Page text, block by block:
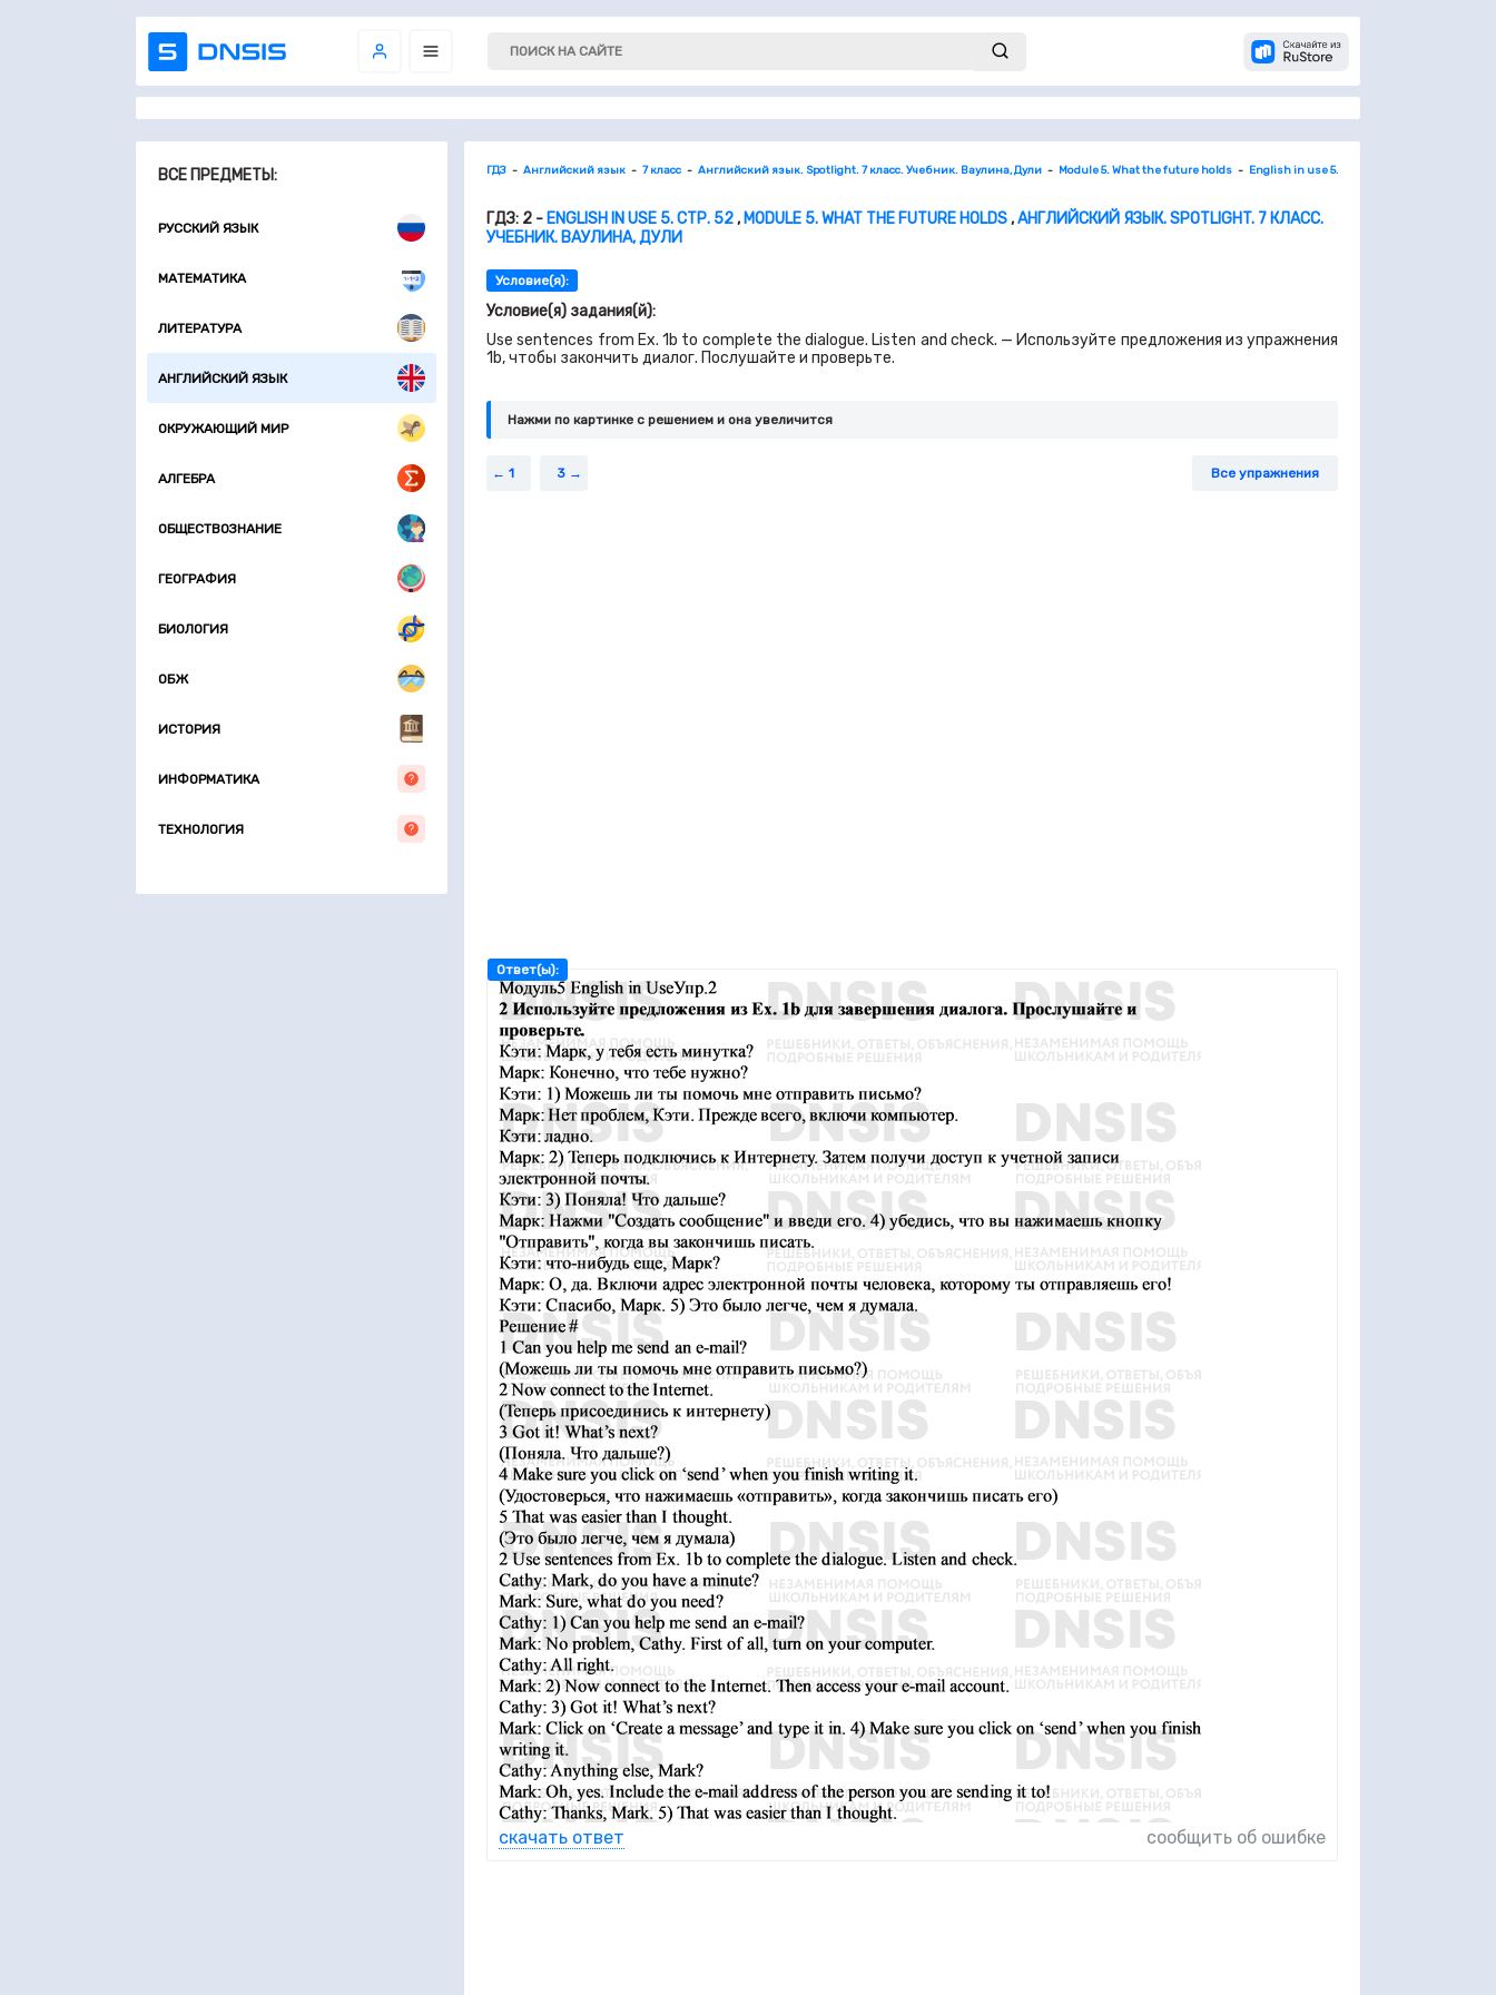
ВСЕ ПРЕДМЕТЫ:
РУССКИЙ ЯЗЫК
МАТЕМАТИКА
ЛИТЕРАТУРА
АНГЛИЙСКИЙ ЯЗЫК
ОКРУЖАЮЩИЙ МИР
АЛГЕБРА
ОБЩЕСТВОЗНАНИЕ
ГЕОГРАФИЯ
БИОЛОГИЯ
ОБЖ
ИСТОРИЯ
ИНФОРМАТИКА
ТЕХНОЛОГИЯ
ГДЗ Английский язык 7 класс Английский язык. Spotlight. 7 класс. Учебник. Ваулина, Дули Module 5. What the future holds English in use 5. стр. 52
ГДЗ: 2 - ENGLISH IN USE 5. СТР. 52, MODULE 5. WHAT THE FUTURE HOLDS,АНГЛИЙСКИЙ ЯЗЫК. SPOTLIGHT. 7 КЛАСС.
УЧЕБНИК. ВАУЛИНА, ДУЛИ
Условие(я):
Условие(я) задания(й):
Use sentences from Ex. 1b to complete the dialogue. Listen and check. — Используйте предложения из упражнения
1b, чтобы закончить диалог. Послушайте и проверьте.
Нажми по картинке c решением и она увеличится
1 3 Все упражнения
Ответ(ы):
скачать ответ сообщить об ошибке